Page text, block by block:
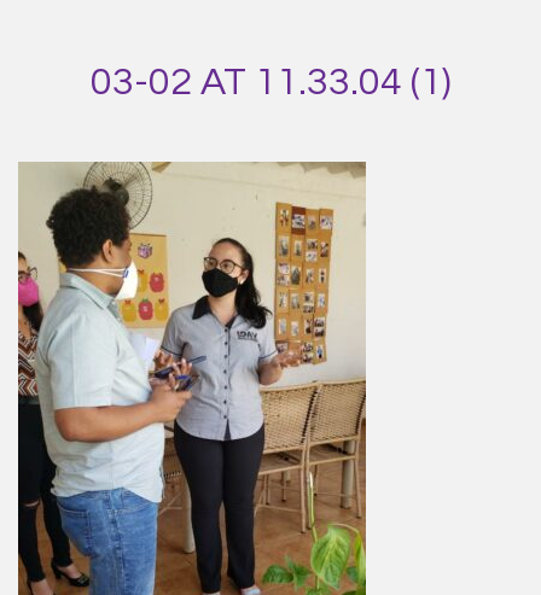
03-02 AT 11.33.04 (1)